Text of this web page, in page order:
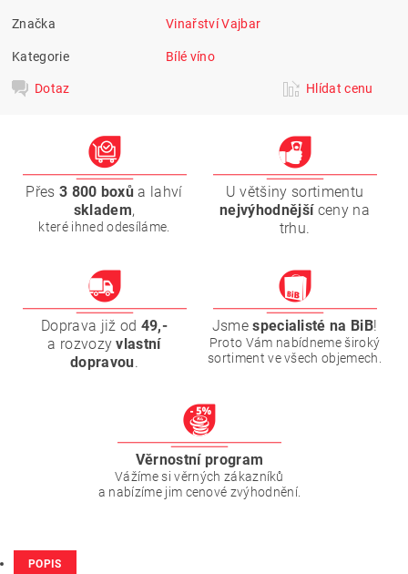
Značka Vinařství Vajbar
Kategorie Bílé víno
Dotaz Hlídat cenu
Přes 3 800 boxůa lahví
skladem,
které ihned odesíláme.
U většiny sortimentu
nejvýhodnější ceny na
trhu.
Doprava již od 49,-
a rozvozyvlastní
dopravou.
Jsmespecialisté na BiB!
Proto Vám nabídneme široký
sortiment ve všech objemech.
Věrnostní program
Vážíme si věrných zákazníků
a nabízíme jim cenové zvýhodnění.
POPIS